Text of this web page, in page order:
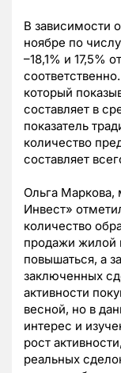
В зависимости
ноябре по
–18,1% и 17,5%
который
составляет в
показатель
количество
составляет
Ольга Маркова,
Инвест»
количество
продажи жилой
повышаться, а
заключенных
активности
весной, но в
интерес и
рост
реальных